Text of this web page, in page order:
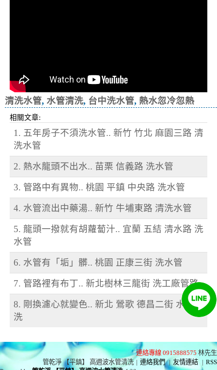
清洗水管, 水管清洗, 台中洗水管, 熱水忽冷忽熱
相關文章:
1. 五年房子不須洗水管.. 新竹 竹北 麻園三路 清
洗水管
2. 熱水龍頭不出水.. 苗栗 信義路 洗水管
3. 管路中有異物.. 桃園 平鎮 中央路 洗水管
4. 水管流出中藥湯.. 新竹 牛埔東路 清洗水管
5. 龍頭一撥就有胡蘿蔔汁.. 宜蘭 五結 清水路 洗
水管
6. 水管有「垢」髒.. 桃園 正康三街 洗水管
7. 管路裡有布丁.. 新北樹林三龍街 洗工廠管路
8. 剛換濾心就變色.. 新北 鶯歌 德昌二街 水管清
洗
連絡專線 0915888575 林先生
管乾淨 【平鎮】 高週波水管清洗 | 連絡我們 | 友情連結 | RSS